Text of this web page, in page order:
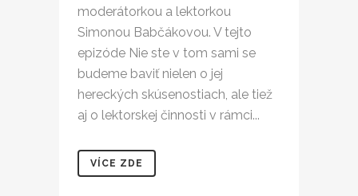
moderátorkou a lektorkou
Simonou Babčákovou. V tejto
epizóde Nie ste v tom sami se
budeme baviť nielen o jej
hereckých skúsenostiach, ale tiež
aj o lektorskej činnosti v rámci...
VÍCE ZDE